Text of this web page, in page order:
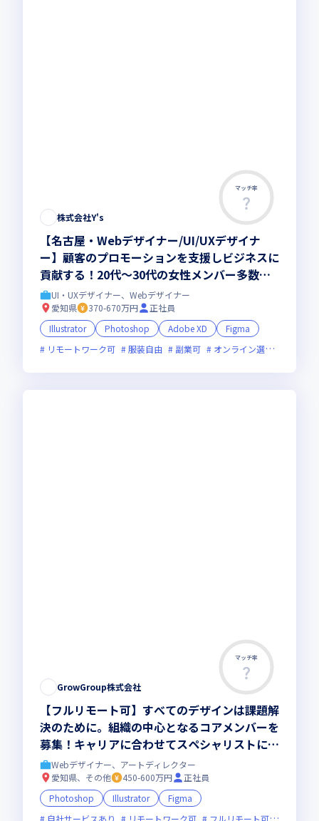
マッチ率
株式会社Y's
【名古屋・Webデザイナー/UI/UXデザイナ
ー】顧客のプロモーションを支援しビジネスに
貢献する！20代〜30代の女性メンバー多数活
躍中／昇給率100％／リモート可／キャリアパ
ス無限大／上場企業グループ会社
UI・UXデザイナー、Webデザイナー
愛知県
370-670万円
正社員
Illustrator
Photoshop Adobe XD
Figma
リモートワーク可
服装自由 副業可 オンライン選考可
マッチ率
GrowGroup株式会社
【フルリモート可】すべてのデザインは課題解
決のために。組織の中心となるコアメンバーを
募集！キャリアに合わせてスペシャリストにも
マネージャーにもなれるポジション
Webデザイナー、アートディレクター
愛知県、その他
450-600万円
正社員
Photoshop
Illustrator
Figma
自社サービスあり
リモートワーク可 フルリモート可